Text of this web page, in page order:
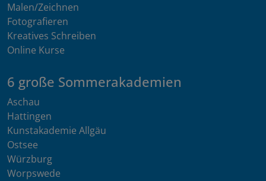
Malen/Zeichnen
Fotografieren
Kreatives Schreiben
Online Kurse
6 große Sommerakademien
Aschau
Hattingen
Kunstakademie Allgäu
Ostsee
Würzburg
Worpswede